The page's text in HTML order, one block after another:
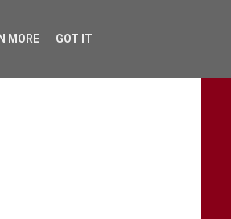
MORE GOT IT